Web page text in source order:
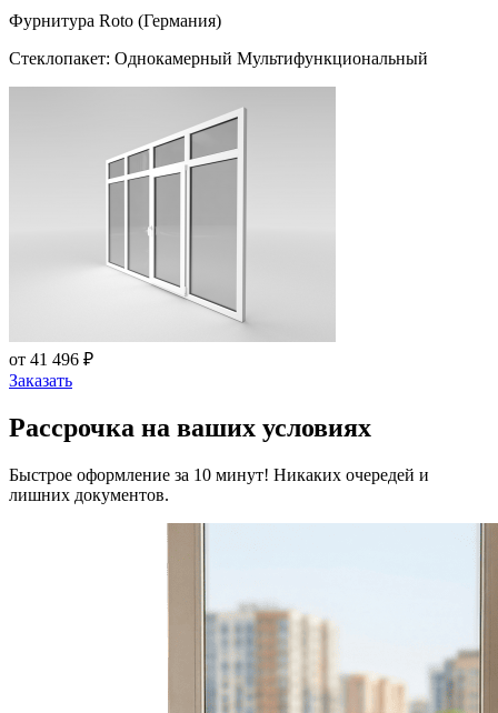
Фурнитура Roto (Германия)
Стеклопакет: Однокамерный Мультифункциональный
от 41 496 ₽
Заказать
Рассрочка на ваших условиях
Быстрое оформление за 10 минут! Никаких очередей и
лишних документов.